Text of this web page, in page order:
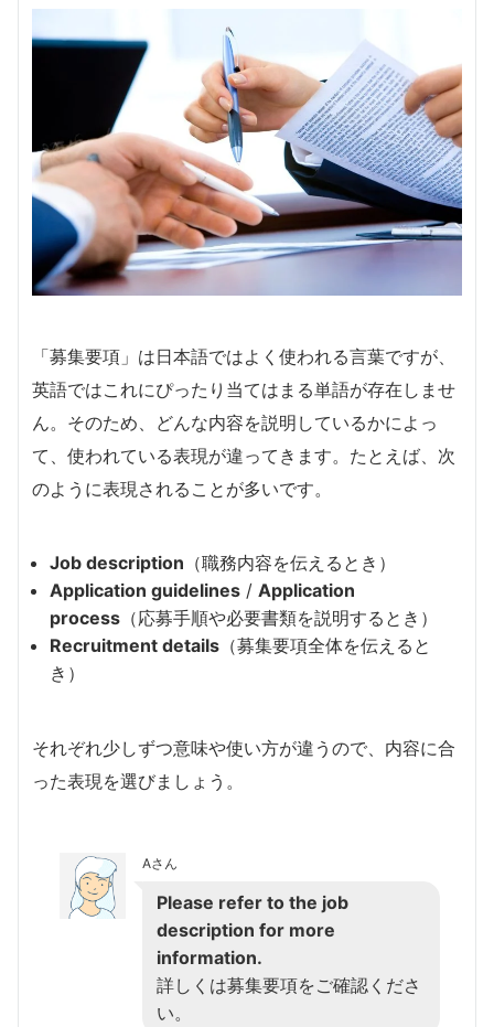
「募集要項」は日本語ではよく使われる言葉ですが、
英語ではこれにぴったり当てはまる単語が存在しませ
ん。そのため、どんな内容を説明しているかによっ
て、使われている表現が違ってきます。たとえば、次
のように表現されることが多いです。
Job description （職務内容を伝えるとき）
Application guidelines / Application
process （応募手順や必要書類を説明するとき）
Recruitment details （募集要項全体を伝えると
き）
それぞれ少しずつ意味や使い方が違うので、内容に合
った表現を選びましょう。
Aさん
Please refer to the job
description for more
information.
詳しくは募集要項をご確認くださ
い。